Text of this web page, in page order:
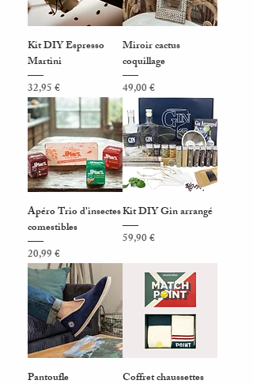
Kit DIY Espresso
Martini
Prix
32,95 €
Miroir cactus
coquillage
Prix
49,00 €
Apéro Trio d’insectes
comestibles
Prix
20,99 €
Kit DIY Gin arrangé
Prix
59,90 €
Pantoufle
Coffret chaussettes